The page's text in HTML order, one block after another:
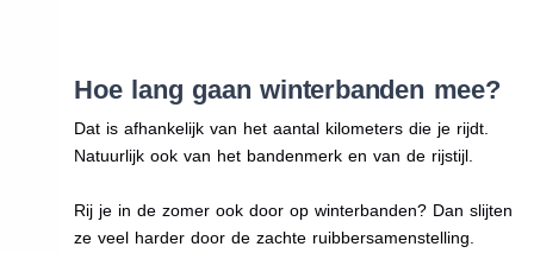
Hoe lang gaan winterbanden mee?
Dat is afhankelijk van het aantal kilometers die je rijdt.
Natuurlijk ook van het bandenmerk en van de rijstijl.
Rij je in de zomer ook door op winterbanden? Dan slijten
ze veel harder door de zachte ruibbersamenstelling.